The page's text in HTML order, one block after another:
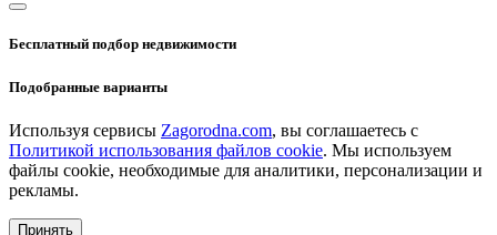
Бесплатный подбор недвижимости
Подобранные варианты
Используя сервисы Zagorodna.com, вы соглашаетесь с
Политикой использования файлов cookie. Мы используем
файлы cookie, необходимые для аналитики, персонализации и
рекламы.
Принять